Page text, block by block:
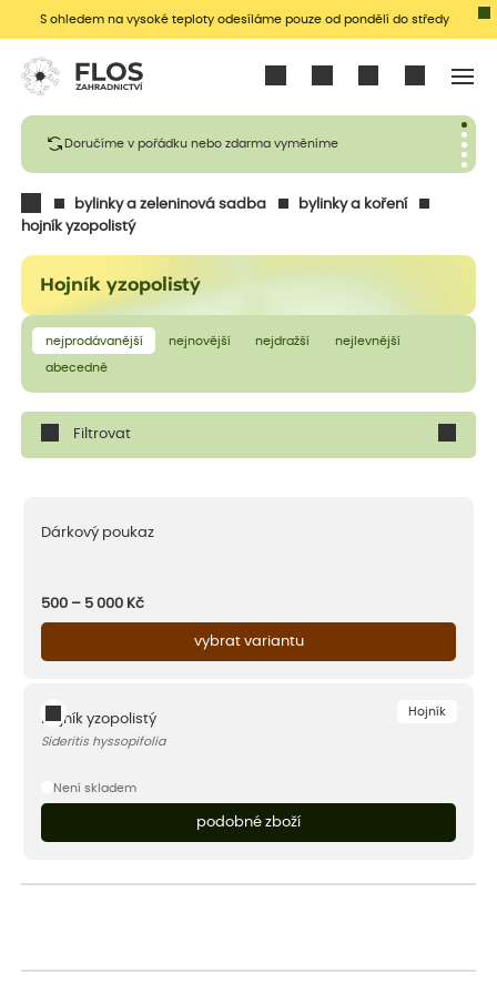
S ohledem na vysoké teploty odesíláme pouze od pondělí do středy
Doručíme v pořádku nebo zdarma vyměníme
bylinky a zeleninová sadba
bylinky a koření
hojník yzopolistý
Hojník yzopolistý
nejprodávanější nejnovější nejdražší nejlevnější
abecedně
Filtrovat
Dárkový poukaz
500 – 5 000 Kč
vybrat variantu
Hojník
Hojník yzopolistý
Sideritis hyssopifolia
Není skladem
podobné zboží